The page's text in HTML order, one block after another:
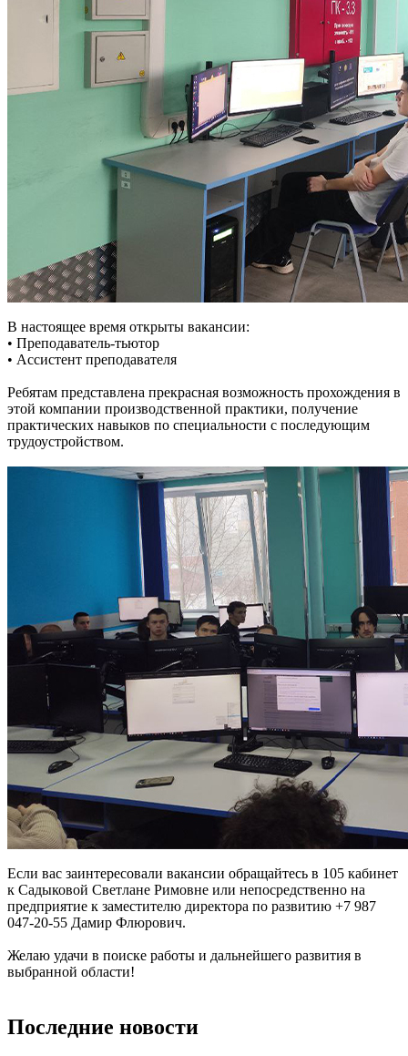
В настоящее время открыты вакансии:
• Преподаватель-тьютор
• Ассистент преподавателя
Ребятам представлена прекрасная возможность прохождения в
этой компании производственной практики, получение
практических навыков по специальности с последующим
трудоустройством.
Если вас заинтересовали вакансии обращайтесь в 105 кабинет
к Садыковой Светлане Римовне или непосредственно на
предприятие к заместителю директора по развитию +7 987
047-20-55 Дамир Флюрович.
Желаю удачи в поиске работы и дальнейшего развития в
выбранной области!
Последние новости